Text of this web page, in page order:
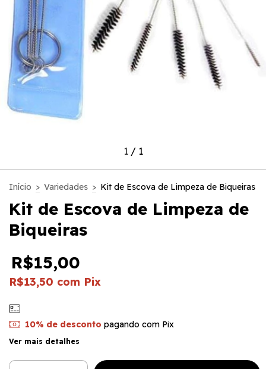
1/ 1
Início > Variedades > Kit de Escova de Limpeza de Biqueiras
Kit de Escova de Limpeza de
Biqueiras
R$15,00
R$13,50 com Pix
10% de desconto pagando com Pix
Ver mais detalhes